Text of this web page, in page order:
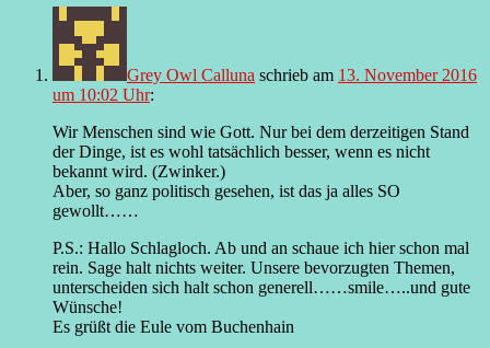
Grey Owl Calluna schrieb am 13. November 2016
um 10:02 Uhr:
Wir Menschen sind wie Gott. Nur bei dem derzeitigen Stand
der Dinge, ist es wohl tatsächlich besser, wenn es nicht
bekannt wird. (Zwinker.)
Aber, so ganz politisch gesehen, ist das ja alles SO
gewollt……
P.S.: Hallo Schlagloch. Ab und an schaue ich hier schon mal
rein. Sage halt nichts weiter. Unsere bevorzugten Themen,
unterscheiden sich halt schon generell……smile…..und gute
Wünsche!
Es grüßt die Eule vom Buchenhain